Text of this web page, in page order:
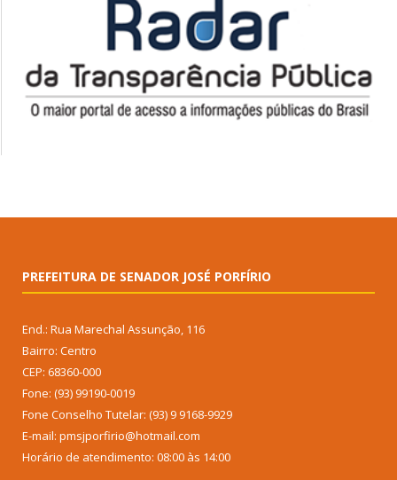
PREFEITURA DE SENADOR JOSÉ PORFÍRIO
End.: Rua Marechal Assunção, 116
Bairro: Centro
CEP: 68360-000
Fone: (93) 99190-0019
Fone Conselho Tutelar: (93) 9 9168-9929
E-mail: pmsjporfirio@hotmail.com
Horário de atendimento: 08:00 às 14:00